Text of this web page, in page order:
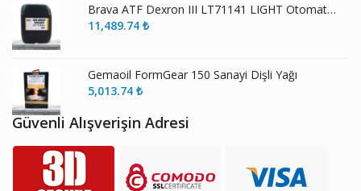
Brava ATF Dexron III LT71141 LIGHT Otomatik Şanzıman Yağı
11,489.74 ₺
Gemaoil FormGear 150 Sanayi Dişli Yağı
5,013.74 ₺
Güvenli Alışverişin Adresi